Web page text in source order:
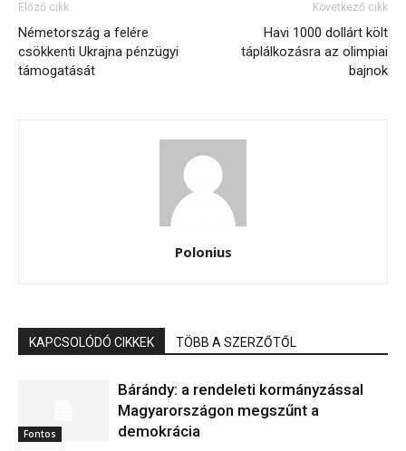
Előző cikk
Németország a felére
csökkenti Ukrajna pénzügyi
támogatását
Következő cikk
Havi 1000 dollárt költ
táplálkozásra az olimpiai
bajnok
Polonius
KAPCSOLÓDÓ CIKKEK TÖBB A SZERZŐTŐL
Fontos
Bárándy: a rendeleti kormányzással
Magyarországon megszűnt a
demokrácia